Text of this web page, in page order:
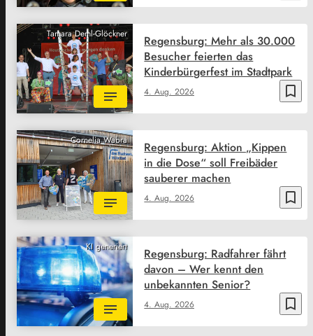
Tamara Deml-Glöckner
bookmark_border
4. Aug. 2026
Regensburg: Mehr als 30.000
Besucher feierten das
Kinderbürgerfest im Stadtpark
Cornelia Wabra
bookmark_border
4. Aug. 2026
Regensburg: Aktion „Kippen
in die Dose“ soll Freibäder
sauberer machen
KI generiert
bookmark_border
4. Aug. 2026
Regensburg: Radfahrer fährt
davon – Wer kennt den
unbekannten Senior?